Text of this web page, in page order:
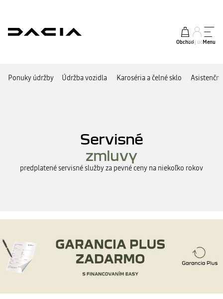
ObchodMôj účetMenu
Ponuky údržby Údržba vozidla Karoséria a čelné sklo
Servisné
zmluvy
predplatené servisné služby za pevné ceny na niekoľko rokov